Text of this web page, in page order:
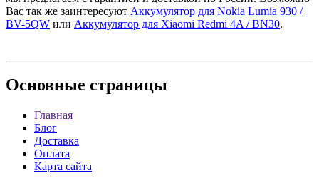
Вас так же заинтересуют Аккумулятор для Nokia Lumia 930 /
BV-5QW или Аккумулятор для Xiaomi Redmi 4A / BN30.
Основные страницы
Главная
Блог
Доставка
Оплата
Карта сайта